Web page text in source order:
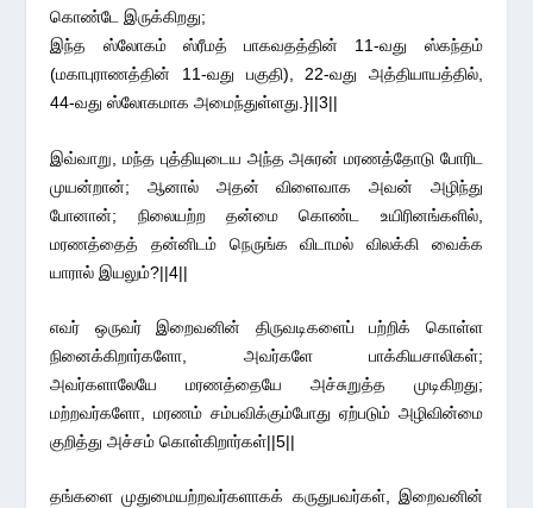
கொண்டே இருக்கிறது;
இந்த ஸ்லோகம் ஸ்ரீமத் பாகவதத்தின் 11-வது ஸ்கந்தம்
(மகாபுராணத்தின் 11-வது பகுதி), 22-வது அத்தியாயத்தில்,
44-வது ஸ்லோகமாக அமைந்துள்ளது.}||3||
இவ்வாறு, மந்த புத்தியுடைய அந்த அசுரன் மரணத்தோடு போரிட
முயன்றான்; ஆனால் அதன் விளைவாக அவன் அழிந்து
போனான்; நிலையற்ற தன்மை கொண்ட உயிரினங்களில்,
மரணத்தைத் தன்னிடம் நெருங்க விடாமல் விலக்கி வைக்க
யாரால் இயலும்?||4||
எவர் ஒருவர் இறைவனின் திருவடிகளைப் பற்றிக் கொள்ள
நினைக்கிறார்களோ, அவர்களே பாக்கியசாலிகள்;
அவர்களாலேயே மரணத்தையே அச்சுறுத்த முடிகிறது;
மற்றவர்களோ, மரணம் சம்பவிக்கும்போது ஏற்படும் அழிவின்மை
குறித்து அச்சம் கொள்கிறார்கள்||5||
தங்களை முதுமையற்றவர்களாகக் கருதுபவர்கள், இறைவனின்